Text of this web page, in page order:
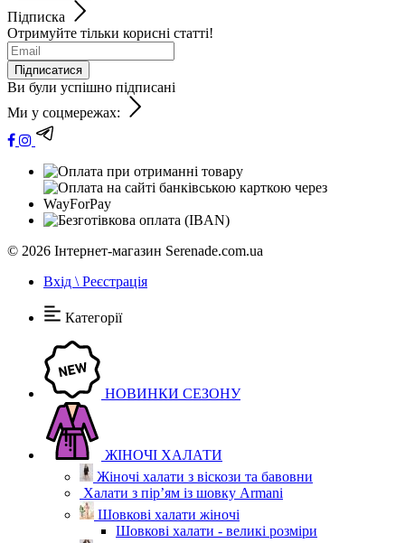
Підписка
Отримуйте тільки корисні статті!
Підписатися
Ви були успішно підписані
Ми у соцмережах:
© 2026 Інтернет-магазин Serenade.com.ua
Вхід \ Реєстрація
Категорії
НОВИНКИ СЕЗОНУ
ЖІНОЧІ ХАЛАТИ
Жіночі халати з віскози та бавовни
Халати з пір’ям із шовку Armani
Шовкові халати жіночі
Шовкові халати - великі розміри